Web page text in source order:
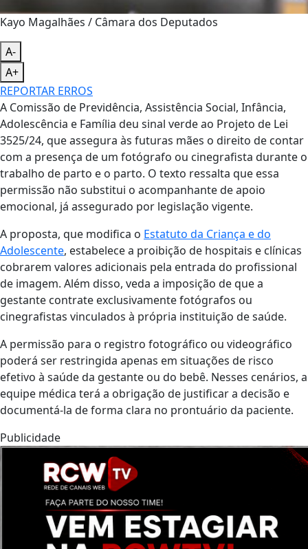
Kayo Magalhães / Câmara dos Deputados
A-
A+
REPORTAR ERROS
A Comissão de Previdência, Assistência Social, Infância,
Adolescência e Família deu sinal verde ao Projeto de Lei
3525/24, que assegura às futuras mães o direito de contar
com a presença de um fotógrafo ou cinegrafista durante o
trabalho de parto e o parto. O texto ressalta que essa
permissão não substitui o acompanhante de apoio
emocional, já assegurado por legislação vigente.
A proposta, que modifica o Estatuto da Criança e do
Adolescente, estabelece a proibição de hospitais e clínicas
cobrarem valores adicionais pela entrada do profissional
de imagem. Além disso, veda a imposição de que a
gestante contrate exclusivamente fotógrafos ou
cinegrafistas vinculados à própria instituição de saúde.
A permissão para o registro fotográfico ou videográfico
poderá ser restringida apenas em situações de risco
efetivo à saúde da gestante ou do bebê. Nesses cenários, a
equipe médica terá a obrigação de justificar a decisão e
documentá-la de forma clara no prontuário da paciente.
Publicidade